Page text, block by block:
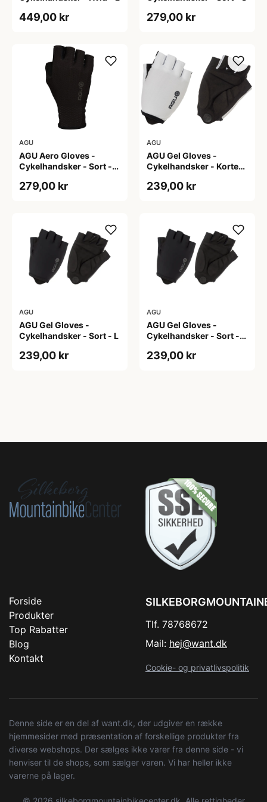
449,00 kr 279,00 kr
AGU
AGU Aero Gloves -
Cykelhandsker - Sort -
279,00 kr
AGU
AGU Gel Gloves -
Cykelhandsker - Korte
239,00 kr
AGU
AGU Gel Gloves -
Cykelhandsker - Sort - L
239,00 kr
AGU
AGU Gel Gloves -
Cykelhandsker - Sort -
239,00 kr
Forside
Produkter
Top Rabatter
Blog
Kontakt
Tlf. 78768672
Mail: hej@want.dk
Cookie- og privatlivspolitik
Denne side er en del af want.dk, der udgiver en række
hjemmesider med præsentation af forskellige produkter fra
diverse webshops. Der sælges ikke varer fra denne side - vi
henviser til de shops, som sælger varen. Vi har heller ikke
varerne på lager.